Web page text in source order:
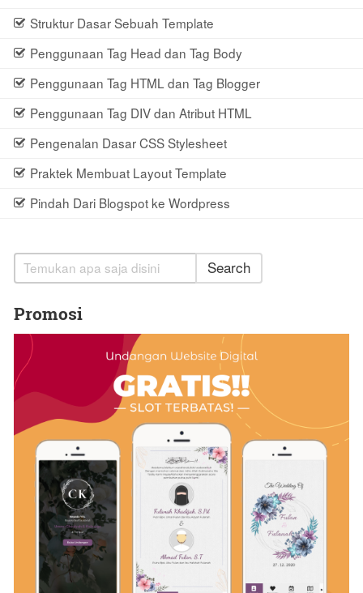
Struktur Dasar Sebuah Template
Penggunaan Tag Head dan Tag Body
Penggunaan Tag HTML dan Tag Blogger
Penggunaan Tag DIV dan Atribut HTML
Pengenalan Dasar CSS Stylesheet
Praktek Membuat Layout Template
Pindah Dari Blogspot ke Wordpress
Search
Promosi